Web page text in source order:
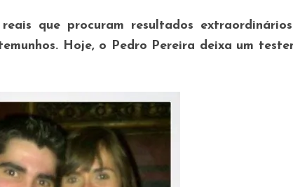
que procuram resultados
Hoje, o Pedro Pereira deixa um